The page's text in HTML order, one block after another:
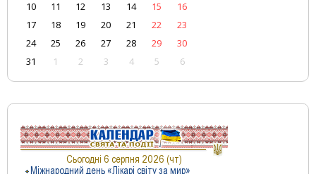
10
11 12 13 14 15
16
17
18 19 20 21 22
23
24
25 26 27 28 29
30
31
1 2 3 4 5 6